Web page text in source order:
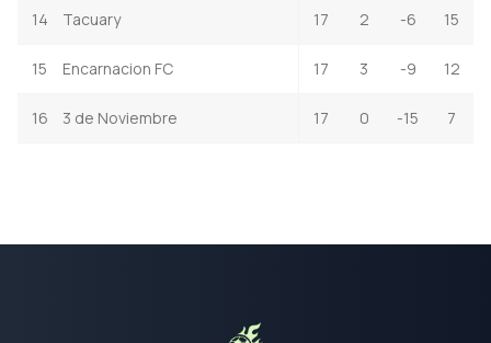
14 Tacuary 17 2 -6 15
15 Encarnacion FC 17 3 -9 12
16 3 de Noviembre 17 0 -15 7